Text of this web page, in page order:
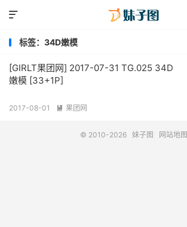

标签：34D嫩模
[GIRLT果团网] 2017-07-31 TG.025 34D
嫩模 [33+1P]
2017-08-01  果团网
© 2010-2026 妹子图 网站地图